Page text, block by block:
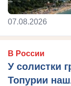
07.08.2026
В России
У солистки
Топурии